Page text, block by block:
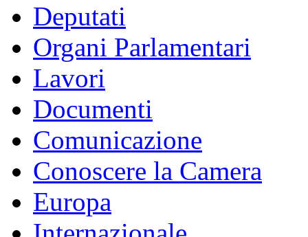
Deputati
Organi Parlamentari
Lavori
Documenti
Comunicazione
Conoscere la Camera
Europa